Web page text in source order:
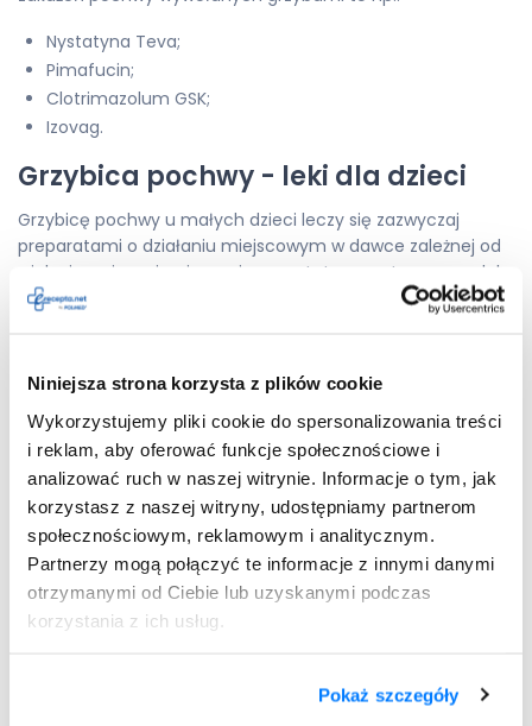
Niniejsza strona korzysta z plików cookie
Wykorzystujemy pliki cookie do spersonalizowania treści
i reklam, aby oferować funkcje społecznościowe i
analizować ruch w naszej witrynie. Informacje o tym, jak
korzystasz z naszej witryny, udostępniamy partnerom
społecznościowym, reklamowym i analitycznym.
Partnerzy mogą połączyć te informacje z innymi danymi
otrzymanymi od Ciebie lub uzyskanymi podczas
korzystania z ich usług.
Pokaż szczegóły
Nystatyna Teva;
Pimafucin;
Clotrimazolum GSK;
Izovag.
Grzybica pochwy - leki dla dzieci
Grzybicę pochwy u małych dzieci leczy się zazwyczaj
preparatami o działaniu miejscowym w dawce zależnej od
wieku i wagi, zawierającymi np. nystatynę, natamycynę lub
amfoterycynę B. Leki u najmłodszych w większości
zakażeniach włączane jest leczenie ogólne
na receptę może być stosowana u dziewczynek powyżej 12
lat. Należą do nich:
Clotrimazolum GSK;
Pimafucin;
Mycosyst;
Fluconazolum Aflofarm;
Nystatyna VP;